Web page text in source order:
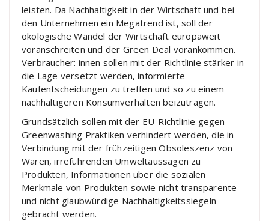
leisten. Da Nachhaltigkeit in der Wirtschaft und bei
den Unternehmen ein Megatrend ist, soll der
ökologische Wandel der Wirtschaft europaweit
voranschreiten und der Green Deal vorankommen.
Verbraucher: innen sollen mit der Richtlinie stärker in
die Lage versetzt werden, informierte
Kaufentscheidungen zu treffen und so zu einem
nachhaltigeren Konsumverhalten beizutragen.
Grundsätzlich sollen mit der EU-Richtlinie gegen
Greenwashing Praktiken verhindert werden, die in
Verbindung mit der frühzeitigen Obsoleszenz von
Waren, irreführenden Umweltaussagen zu
Produkten, Informationen über die sozialen
Merkmale von Produkten sowie nicht transparente
und nicht glaubwürdige Nachhaltigkeitssiegeln
gebracht werden.